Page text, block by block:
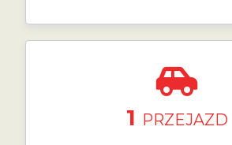
1 PRZEJAZD